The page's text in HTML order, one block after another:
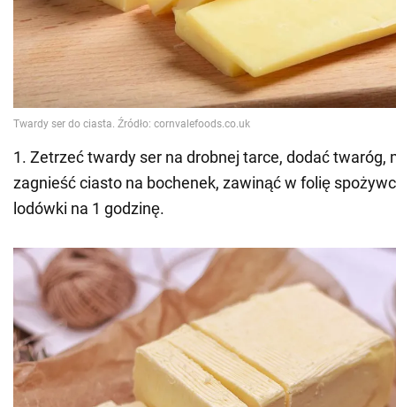
1. Zetrzeć twardy ser na drobnej tarce, dodać twaróg,
zagnieść ciasto na bochenek, zawinąć w folię
lodówki na 1 godzinę.